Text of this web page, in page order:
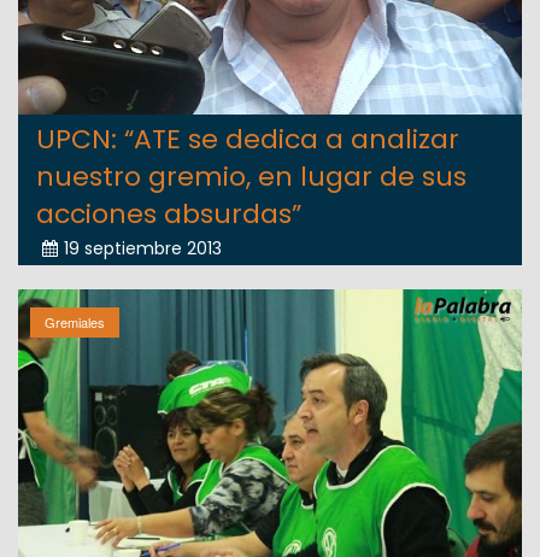
UPCN: “ATE se dedica a analizar
nuestro gremio, en lugar de sus
acciones absurdas”
19 septiembre 2013
Gremiales